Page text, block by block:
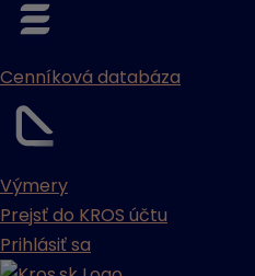
Cenníková databáza
Výmery
Prejsť do KROS účtu
Prihlásiť sa